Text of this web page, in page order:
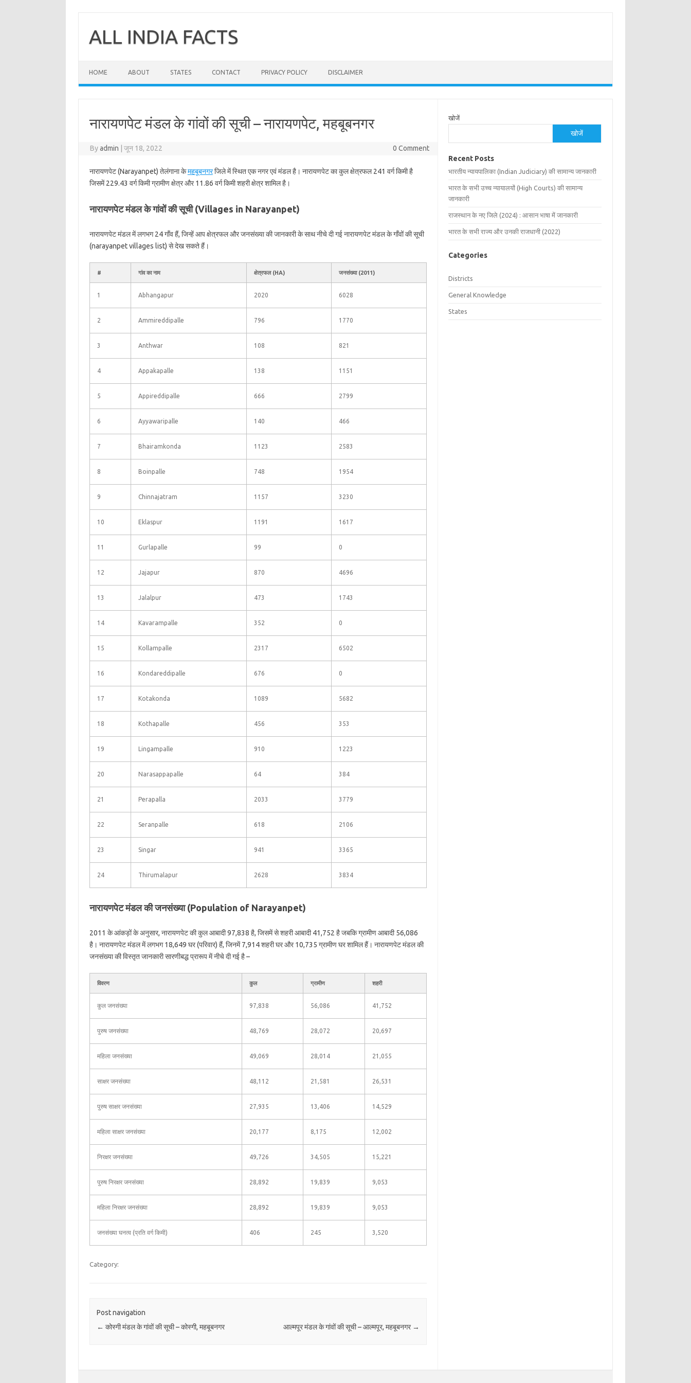
contentALL INDIA FACTS
HOME ABOUT STATES CONTACT PRIVACY POLICY DISCLAIMER
नारायणपेट मंडल के गांवों की सूची – नारायणपेट, महबूबनगर
Byadmin जून 18, 2022 0 Comment
नारायणपेट (Narayanpet) तेलंगाना केमहबूबनगरजिले में स्थित एक नगर एवं मंडल है। नारायणपेट का कुल क्षेत्रफल 241 वर्ग किमी है
जिसमें 229.43 वर्ग किमी ग्रामीण क्षेत्र और 11.86 वर्ग किमी शहरी क्षेत्र शामिल है।
नारायणपेट मंडल के गांवों की सूची (Villages in Narayanpet)
नारायणपेट मंडल में लगभग 24 गाँव हैं, जिन्हें आप क्षेत्रफल और जनसंख्या की जानकारी के साथ नीचे दी गई नारायणपेट मंडल के गाँवों की सूची
(narayanpet villages list) से देख सकते हैं।
# गांव का नाम क्षेत्रफल (HA) जनसंख्या (2011)
1 Abhangapur 2020 6028
2 Ammireddipalle 796 1770
3 Anthwar 108 821
4 Appakapalle 138 1151
5 Appireddipalle 666 2799
6 Ayyawaripalle 140 466
7 Bhairamkonda 1123 2583
8 Boinpalle 748 1954
9 Chinnajatram 1157 3230
10 Eklaspur 1191 1617
11 Gurlapalle 99 0
12 Jajapur 870 4696
13 Jalalpur 473 1743
14 Kavarampalle 352 0
15 Kollampalle 2317 6502
16 Kondareddipalle 676 0
17 Kotakonda 1089 5682
18 Kothapalle 456 353
19 Lingampalle 910 1223
20 Narasappapalle 64 384
21 Perapalla 2033 3779
22 Seranpalle 618 2106
23 Singar 941 3365
24 Thirumalapur 2628 3834
नारायणपेट मंडल की जनसंख्या (Population of Narayanpet)
2011 के आंकड़ों के अनुसार, नारायणपेट की कुल आबादी 97,838 है, जिसमें से शहरी आबादी 41,752 है जबकि ग्रामीण आबादी 56,086
है। नारायणपेट मंडल में लगभग 18,649 घर (परिवार) हैं, जिनमें 7,914 शहरी घर और 10,735 ग्रामीण घर शामिल हैं। नारायणपेट मंडल की
जनसंख्या की विस्तृत जानकारी सारणीबद्ध प्रारूप में नीचे दी गई है –
विवरण कुल ग्रामीण शहरी
कुल जनसंख्या 97,838 56,086 41,752
पुरुष जनसंख्या 48,769 28,072 20,697
महिला जनसंख्या 49,069 28,014 21,055
साक्षर जनसंख्या 48,112 21,581 26,531
पुरुष साक्षर जनसंख्या 27,935 13,406 14,529
महिला साक्षर जनसंख्या 20,177 8,175 12,002
निरक्षर जनसंख्या 49,726 34,505 15,221
पुरुष निरक्षर जनसंख्या 28,892 19,839 9,053
महिला निरक्षर जनसंख्या 28,892 19,839 9,053
जनसंख्या घनत्व (प्रति वर्ग किमी) 406 245 3,520
Category:
Post navigation
← कोस्गी मंडल के गांवों की सूची – कोस्गी, महबूबनगर आल्मपूर मंडल के गांवों की सूची – आल्मपूर, महबूबनगर →
खोजें
खोजें
Recent Posts
भारतीय न्यायपालिका (Indian Judiciary) की सामान्य जानकारी
भारत के सभी उच्च न्यायालयों (High Courts) की सामान्य
जानकारी
राजस्थान के नए जिले (2024) : आसान भाषा में जानकारी
भारत के सभी राज्य और उनकी राजधानी (2022)
Categories
Districts
General Knowledge
States